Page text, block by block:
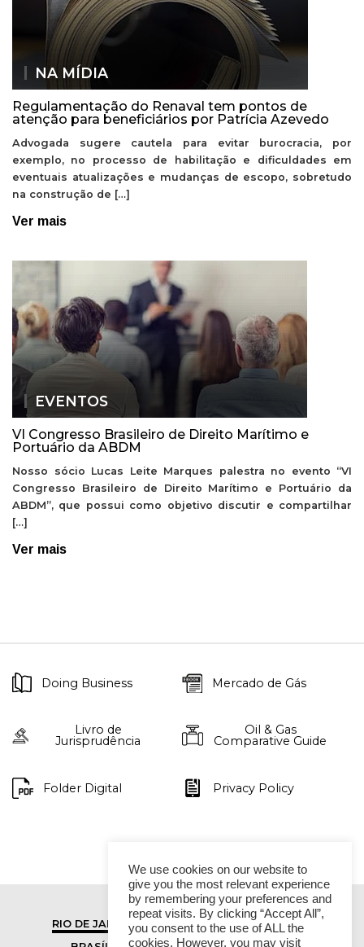
NA MÍDIA
Regulamentação do Renaval tem pontos de
atenção para beneficiários por Patrícia Azevedo
Advogada sugere cautela para evitar burocracia, por
exemplo, no processo de habilitação e dificuldades em
eventuais atualizações e mudanças de escopo, sobretudo
na construção de […]
Ver mais
EVENTOS
VI Congresso Brasileiro de Direito Marítimo e
Portuário da ABDM
Nosso sócio Lucas Leite Marques palestra no evento “VI
Congresso Brasileiro de Direito Marítimo e Portuário da
ABDM”, que possui como objetivo discutir e compartilhar
[…]
Ver mais
Doing Business Mercado de Gás
Livro de
Jurisprudência
Oil & Gas
Comparative Guide
Folder Digital Privacy Policy
RIO DE JANEIRO
SÃO PAULO
We use cookies on our website to
give you the most relevant experience
by remembering your preferences and
repeat visits. By clicking “Accept All”,
you consent to the use of ALL the
cookies. However, you may visit